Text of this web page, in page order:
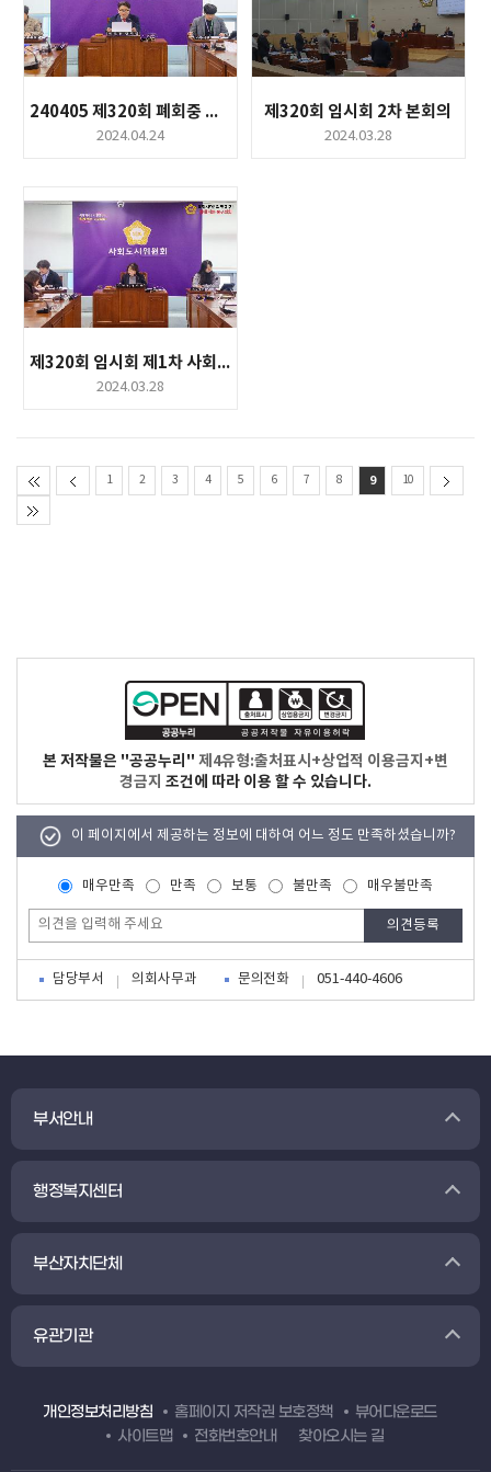
240405 제320회 폐회중 운영총무위원회
2024.04.24
제320회 임시회 2차 본회의
2024.03.28
제320회 임시회 제1차 사회도시위원회
2024.03.28
1 2 3 4 5 6 7 8 9 10
본 저작물은 "공공누리" 제4유형:출처표시+상업적 이용금지+변
경금지 조건에 따라 이용 할 수 있습니다.
이 페이지에서 제공하는 정보에 대하여 어느 정도 만족하셨습니까?
매우만족 만족 보통 불만족 매우불만족
담당부서 의회사무과 문의전화 051-440-4606
부서안내
행정복지센터
부산자치단체
유관기관
개인정보처리방침 홈페이지 저작권 보호정책
뷰어다운로드
사이트맵
전화번호안내 찾아오시는 길